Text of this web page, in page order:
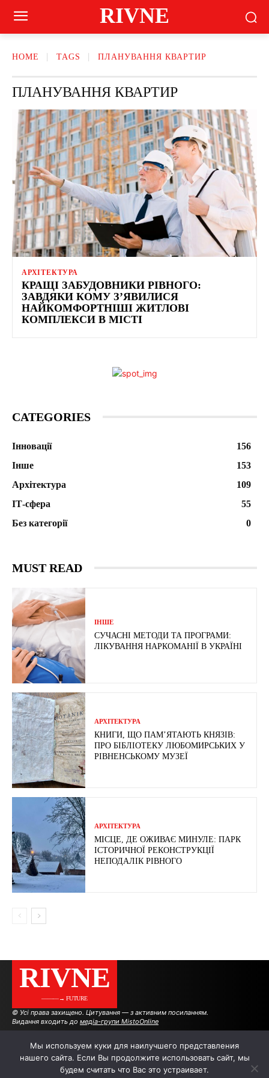
RIVNE
HOME TAGS ПЛАНУВАННЯ КВАРТИР
ПЛАНУВАННЯ КВАРТИР
АРХІТЕКТУРА
КРАЩІ ЗАБУДОВНИКИ РІВНОГО:
ЗАВДЯКИ КОМУ З’ЯВИЛИСЯ
НАЙКОМФОРТНІШІ ЖИТЛОВІ
КОМПЛЕКСИ В МІСТІ
CATEGORIES
Інновації
156
Інше
153
Архітектура
109
ІТ-сфера
55
Без категорії
0
MUST READ
ІНШЕ
СУЧАСНІ МЕТОДИ ТА ПРОГРАМИ:
ЛІКУВАННЯ НАРКОМАНІЇ В УКРАЇНІ
АРХІТЕКТУРА
КНИГИ, ЩО ПАМ’ЯТАЮТЬ КНЯЗІВ:
ПРО БІБЛІОТЕКУ ЛЮБОМИРСЬКИХ У
РІВНЕНСЬКОМУ МУЗЕЇ
АРХІТЕКТУРА
МІСЦЕ, ДЕ ОЖИВАЄ МИНУЛЕ: ПАРК
ІСТОРИЧНОЇ РЕКОНСТРУКЦІЇ
НЕПОДАЛІК РІВНОГО
RIVNE
———→ FUTURE
© Усі права захищено. Цитування — з активним посиланням.
Видання входить до медіа-групи MistoOnline
АВТОРИ РЕКЛАМА НА САЙТІ
Мы используем куки для наилучшего представления
нашего сайта. Если Вы продолжите использовать сайт, мы
будем считать что Вас это устраивает.